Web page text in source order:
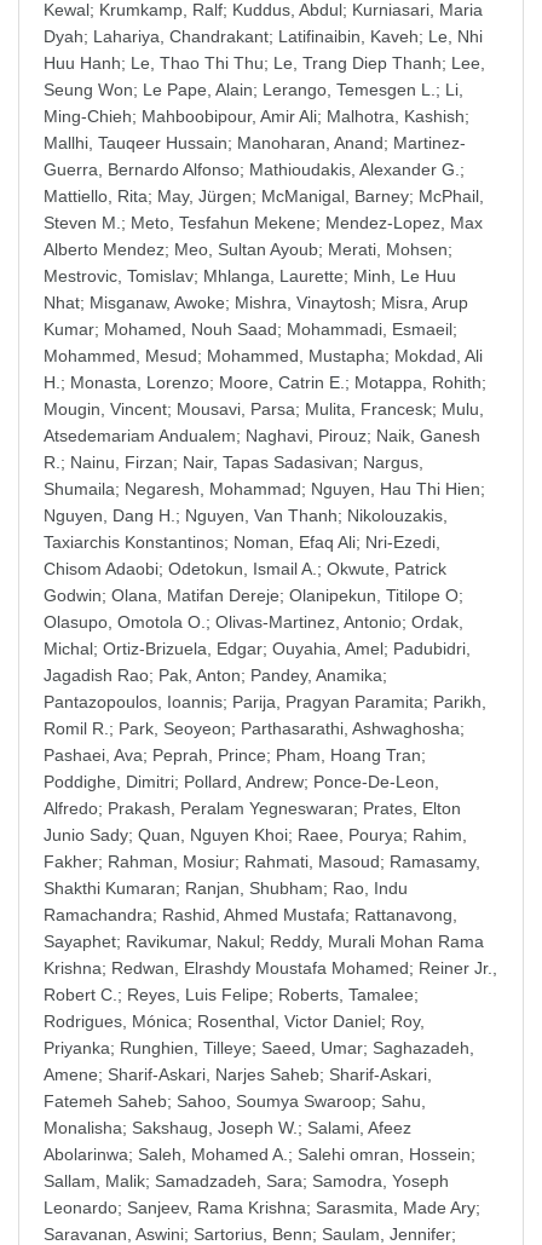
Kewal; Krumkamp, Ralf; Kuddus, Abdul; Kurniasari, Maria
Dyah; Lahariya, Chandrakant; Latifinaibin, Kaveh; Le, Nhi
Huu Hanh; Le, Thao Thi Thu; Le, Trang Diep Thanh; Lee,
Seung Won; Le Pape, Alain; Lerango, Temesgen L. ; Li,
Ming-Chieh; Mahboobipour, Amir Ali; Malhotra, Kashish;
Mallhi, Tauqeer Hussain; Manoharan, Anand; Martinez-
Guerra, Bernardo Alfonso; Mathioudakis, Alexander G. ;
Mattiello, Rita; May, Jürgen; McManigal, Barney; McPhail,
Steven M. ; Meto, Tesfahun Mekene; Mendez-Lopez, Max
Alberto Mendez; Meo, Sultan Ayoub; Merati, Mohsen;
Mestrovic, Tomislav; Mhlanga, Laurette; Minh, Le Huu
Nhat; Misganaw, Awoke; Mishra, Vinaytosh; Misra, Arup
Kumar; Mohamed, Nouh Saad; Mohammadi, Esmaeil;
Mohammed, Mesud; Mohammed, Mustapha; Mokdad, Ali
H. ; Monasta, Lorenzo; Moore, Catrin E. ; Motappa, Rohith;
Mougin, Vincent; Mousavi, Parsa; Mulita, Francesk; Mulu,
Atsedemariam Andualem; Naghavi, Pirouz; Naik, Ganesh
R. ; Nainu, Firzan; Nair, Tapas Sadasivan; Nargus,
Shumaila; Negaresh, Mohammad; Nguyen, Hau Thi Hien;
Nguyen, Dang H. ; Nguyen, Van Thanh; Nikolouzakis,
Taxiarchis Konstantinos; Noman, Efaq Ali; Nri-Ezedi,
Chisom Adaobi; Odetokun, Ismail A. ; Okwute, Patrick
Godwin; Olana, Matifan Dereje; Olanipekun, Titilope O;
Olasupo, Omotola O. ; Olivas-Martinez, Antonio; Ordak,
Michal; Ortiz-Brizuela, Edgar; Ouyahia, Amel; Padubidri,
Jagadish Rao; Pak, Anton; Pandey, Anamika;
Pantazopoulos, Ioannis; Parija, Pragyan Paramita; Parikh,
Romil R. ; Park, Seoyeon; Parthasarathi, Ashwaghosha;
Pashaei, Ava; Peprah, Prince; Pham, Hoang Tran;
Poddighe, Dimitri; Pollard, Andrew; Ponce-De-Leon,
Alfredo; Prakash, Peralam Yegneswaran; Prates, Elton
Junio Sady; Quan, Nguyen Khoi; Raee, Pourya; Rahim,
Fakher; Rahman, Mosiur; Rahmati, Masoud; Ramasamy,
Shakthi Kumaran; Ranjan, Shubham; Rao, Indu
Ramachandra; Rashid, Ahmed Mustafa; Rattanavong,
Sayaphet; Ravikumar, Nakul; Reddy, Murali Mohan Rama
Krishna; Redwan, Elrashdy Moustafa Mohamed; Reiner Jr.,
Robert C. ; Reyes, Luis Felipe; Roberts, Tamalee;
Rodrigues, Mónica; Rosenthal, Victor Daniel; Roy,
Priyanka; Runghien, Tilleye; Saeed, Umar; Saghazadeh,
Amene; Sharif-Askari, Narjes Saheb; Sharif-Askari,
Fatemeh Saheb; Sahoo, Soumya Swaroop; Sahu,
Monalisha; Sakshaug, Joseph W. ; Salami, Afeez
Abolarinwa; Saleh, Mohamed A. ; Salehi omran, Hossein;
Sallam, Malik; Samadzadeh, Sara; Samodra, Yoseph
Leonardo; Sanjeev, Rama Krishna; Sarasmita, Made Ary;
Saravanan, Aswini; Sartorius, Benn; Saulam, Jennifer;